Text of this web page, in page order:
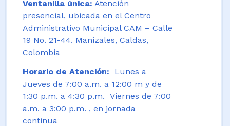
Ventanilla única: Atención
presencial, ubicada en el Centro
Administrativo Municipal CAM – Calle
19 No. 21-44. Manizales, Caldas,
Colombia
Horario de Atención:
Lunes a
Jueves de 7:00 a.m. a 12:00 m y de
1:30 p.m. a 4:30 p.m. Viernes de 7:00
a.m. a 3:00 p.m. , en jornada
continua